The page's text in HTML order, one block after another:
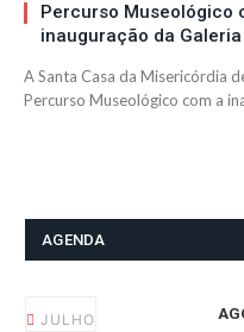
Percurso Museológico
inauguração da
A Santa Casa da Misericórdia
Percurso Museológico com a
AGENDA
JULHO